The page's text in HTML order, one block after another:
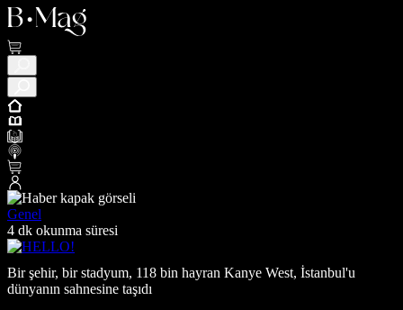
Genel
4 dk okunma süresi
Bir şehir, bir stadyum, 118 bin hayran Kanye West, İstanbul'u
dünyanın sahnesine taşıdı